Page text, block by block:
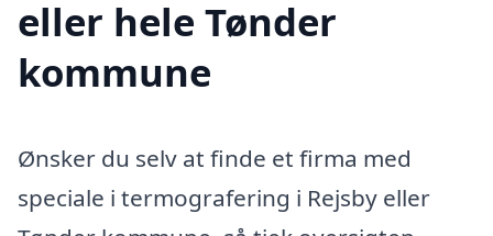
eller hele Tønder
kommune
Ønsker du selv at finde et firma med
speciale i termografering i Rejsby eller